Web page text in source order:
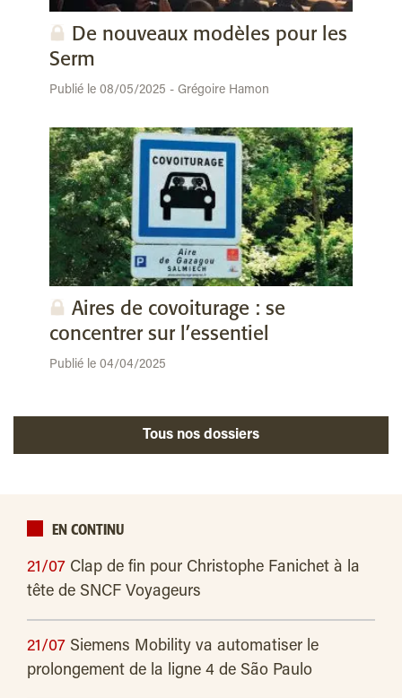
De nouveaux modèles pour les
Serm
Publié le 08/05/2025 - Grégoire Hamon
Aires de covoiturage : se
concentrer sur l’essentiel
Publié le 04/04/2025
Tous nos dossiers
EN CONTINU
21/07 Clap de fin pour Christophe Fanichet à la
tête de SNCF Voyageurs
21/07 Siemens Mobility va automatiser le
prolongement de la ligne 4 de São Paulo